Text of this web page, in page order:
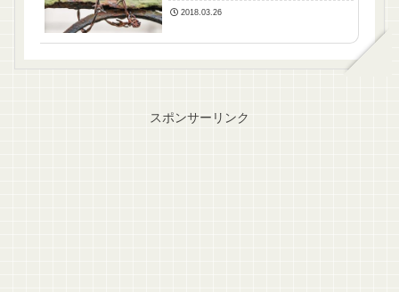
2018.03.26
スポンサーリンク